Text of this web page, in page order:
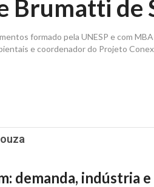
Brumatti de
formado pela UNESP e com
e coordenador do Projeto
demanda, indústria